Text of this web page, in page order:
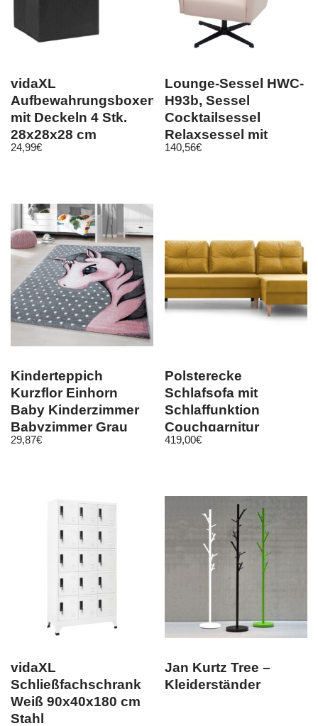
vidaXL
Aufbewahrungsboxen
mit Deckeln 4 Stk.
28x28x28 cm
Schwarz
24,99€
Lounge-Sessel HWC-
H93b, Sessel
Cocktailsessel
Relaxsessel mit
Fußkreuz, drehbar
140,56€
Kinderteppich
Kurzflor Einhorn
Baby Kinderzimmer
Babyzimmer Grau
Pink Meliert
29,87€
Polsterecke
Schlafsofa mit
Schlaffunktion
Couchgarnitur
Bettsofa Ecksofa Carl
419,00€
vidaXL
Schließfachschrank
Weiß 90x40x180 cm
Stahl
Jan Kurtz Tree –
Kleiderständer